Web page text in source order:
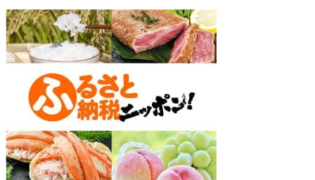
み
が
う
ら
市
2
0299-
59-
2470